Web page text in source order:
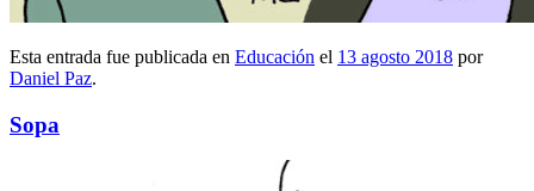
Esta entrada fue publicada en Educación el 13 agosto 2018 por
Daniel Paz.
Sopa